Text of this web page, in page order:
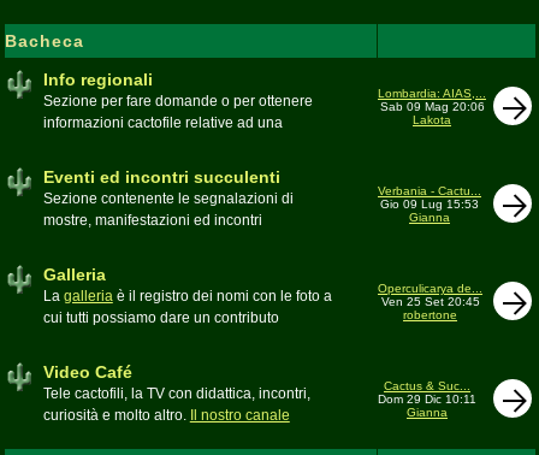
cactofilo
Bacheca
Info regionali
Sezione per fare domande o per ottenere
informazioni cactofile relative ad una
Lombardia: AIAS,...
Sab 09 Mag 20:06
Lakota
Eventi ed incontri succulenti
Sezione contenente le segnalazioni di
mostre, manifestazioni ed incontri
Verbania - Cactu...
Gio 09 Lug 15:53
Gianna
Galleria
La galleriaè il registro dei nomi con le foto a
cui tutti possiamo dare un contributo
spazio discutiamo SOLO di errori,
inesattezze, idee e altro inerenti l'argomento
Operculicarya de...
Ven 25 Set 20:45
robertone
Video Café
Tele cactofili, la TV con didattica, incontri,
curiosità e molto altro.
Il nostro canale
Cactus & Suc...
Dom 29 Dic 10:11
Gianna